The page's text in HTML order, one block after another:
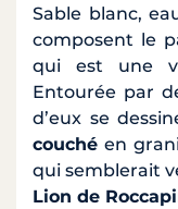
Sable blanc,
composent le
qui est une
Entourée par
d’eux se
couché en
qui semblerait
Lion de